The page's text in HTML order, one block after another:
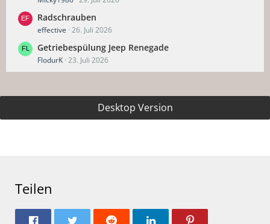
Radschrauben
effective 26. Juli 2026
Getriebespülung Jeep Renegade
FlodurK 23. Juli 2026
Desktop Version
Teilen